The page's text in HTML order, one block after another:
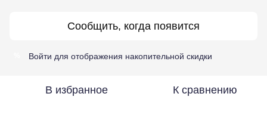
Сообщить, когда появится
Войти для отображения накопительной скидки
В избранное К сравнению